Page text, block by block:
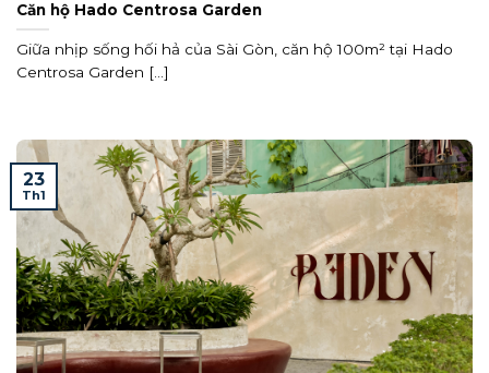
Căn hộ Hado Centrosa Garden
Giữa nhịp sống hối hả của Sài Gòn, căn hộ 100m² tại Hado
Centrosa Garden [...]
23
Th1